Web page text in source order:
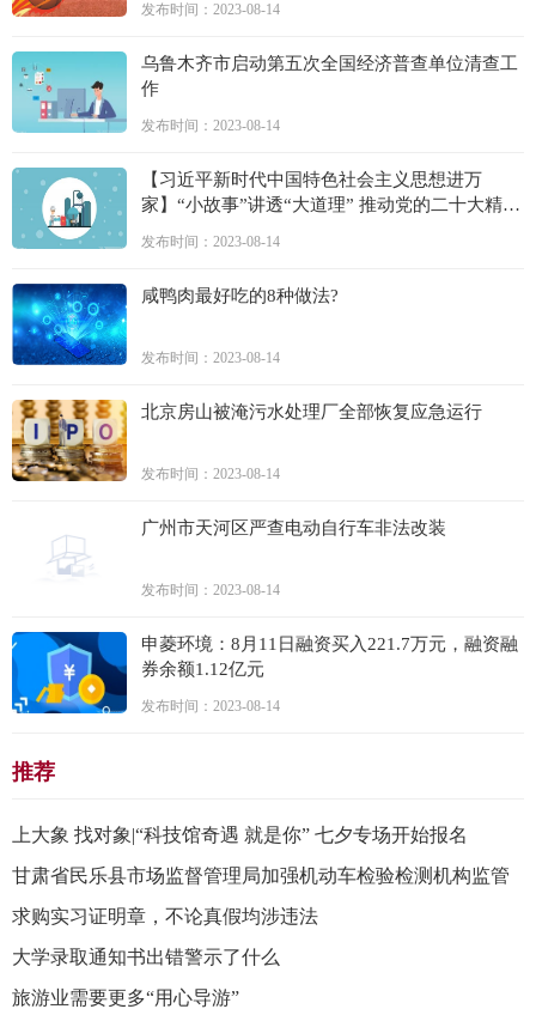
发布时间：2023-08-14
乌鲁木齐市启动第五次全国经济普查单位清查工
作
发布时间：2023-08-14
【习近平新时代中国特色社会主义思想进万
家】“小故事”讲透“大道理” 推动党的二十大精神
发布时间：2023-08-14
咸鸭肉最好吃的8种做法?
发布时间：2023-08-14
北京房山被淹污水处理厂全部恢复应急运行
发布时间：2023-08-14
广州市天河区严查电动自行车非法改装
发布时间：2023-08-14
申菱环境：8月11日融资买入221.7万元，融资融
券余额1.12亿元
发布时间：2023-08-14
推荐
上大象 找对象|“科技馆奇遇 就是你” 七夕专场开始报名
甘肃省民乐县市场监督管理局加强机动车检验检测机构监管
求购实习证明章，不论真假均涉违法
大学录取通知书出错警示了什么
旅游业需要更多“用心导游”